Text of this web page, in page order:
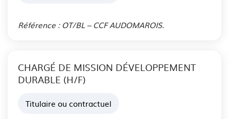
Référence : OT/BL – CCF AUDOMAROIS.
CHARGÉ DE MISSION DÉVELOPPEMENT
DURABLE (H/F)
Titulaire ou contractuel